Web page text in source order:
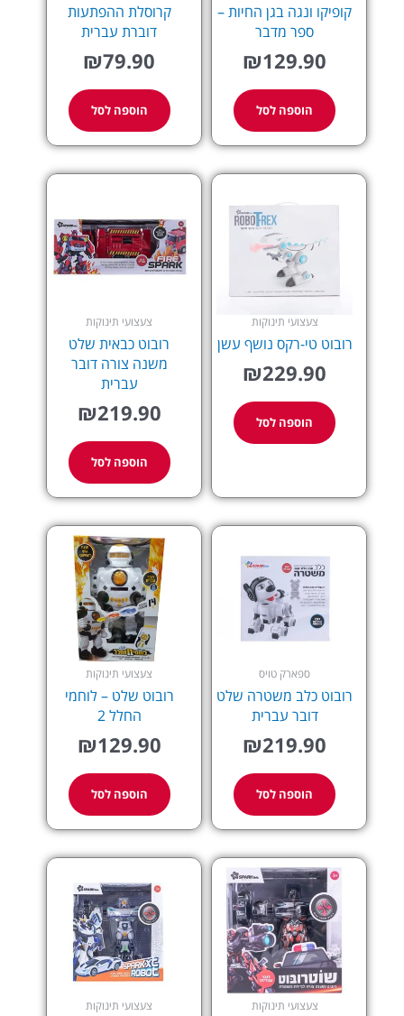
קופיקו ונגה בגן החיות –
ספר מדבר
₪129.90
הוספה לסל
קרוסלת ההפתעות
דוברת עברית
₪79.90
הוספה לסל
צעצועי תינוקות
רובוט טי-רקס נושף עשן
₪229.90
הוספה לסל
צעצועי תינוקות
רובוט כבאית שלט
משנה צורה דובר
עברית
₪219.90
הוספה לסל
ספארק טויס
רובוט כלב משטרה שלט
דובר עברית
₪219.90
הוספה לסל
צעצועי תינוקות
רובוט שלט – לוחמי
החלל 2
₪129.90
הוספה לסל
צעצועי תינוקות צעצועי תינוקות